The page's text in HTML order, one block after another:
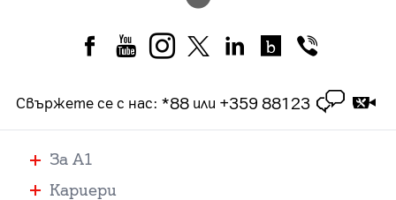
Свържете се с нас: *88 или +359 88123
За А1
Кариери